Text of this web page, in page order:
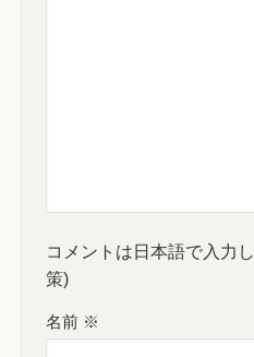
コメントは日本語で入力
策)
名前 ※